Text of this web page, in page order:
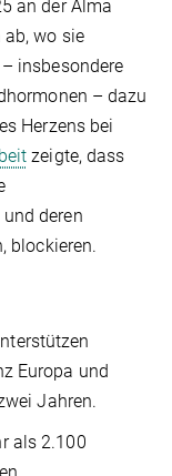
an der Alma
wo sie
insbesondere
– dazu
Herzens bei
zeigte, dass
deren
blockieren.
Europa und
Jahren.
als 2.100